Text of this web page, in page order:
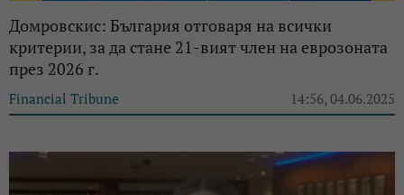
Домровскис: България отговаря на всички
критерии, за да стане 21-вият член на еврозоната
през 2026 г.
Financial Tribune 14:56, 04.06.2025